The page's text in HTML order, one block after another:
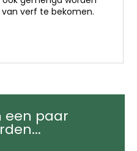
verf te bekomen.
een paar